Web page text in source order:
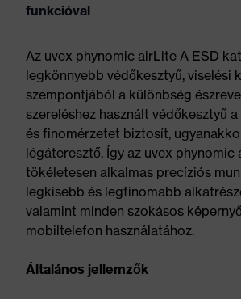
funkcióval
Az uvex phynomic airLite A ESD
legkönnyebb védőkesztyű, viselési
szempontjából a különbség
szereléshez használt védőkesztyű
és finomérzetet biztosít,
légáteresztő. Így az uvex phynomic
tökéletesen alkalmas precíziós
legkisebb és legfinomabb
valamint minden szokásos
mobiltelefon használatához.
Általános jellemzők